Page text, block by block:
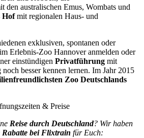
den australischen Emus, Wombats und
Hofmit regionalen Haus- und
exklusiven, spontanen oder
im Erlebnis-Zoo Hannover anmelden oder
einstündigen Privatführung mit
besser kennen lernen. Im Jahr 2015
Zoo Deutschlands
& Preise
Reise durch Deutschland? Wir haben
Rabatte bei Flixtrain für Euch: